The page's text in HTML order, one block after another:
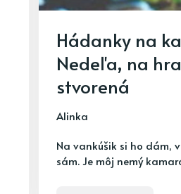
Hádanky na
Nedeľa, na
stvorená
Alinka
Na vankúšik si ho dám,
sám. Je môj nemý